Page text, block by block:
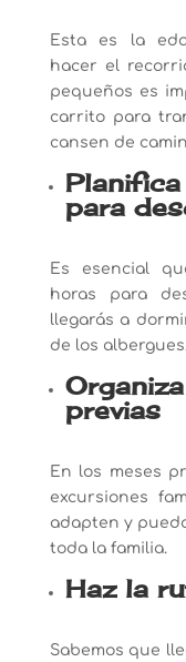
Esta es la
hacer el
pequeños es
carrito para
cansen de
para
Es esencial
horas para
llegarás a
de los albergues
previas
En los meses
excursiones
adapten y
toda la familia.
Haz la
Sabemos que